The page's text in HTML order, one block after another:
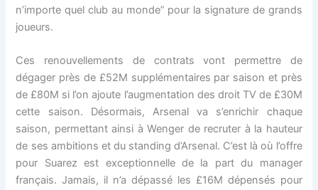
n’importe quel club au monde” pour la signature de grands
joueurs.
Ces renouvellements de contrats vont permettre de
dégager près de £52M supplémentaires par saison et près
de £80M si l’on ajoute l’augmentation des droit TV de £30M
cette saison. Désormais, Arsenal va s’enrichir chaque
saison, permettant ainsi à Wenger de recruter à la hauteur
de ses ambitions et du standing d’Arsenal. C’est là où l’offre
pour Suarez est exceptionnelle de la part du manager
français. Jamais, il n’a dépassé les £16M dépensés pour